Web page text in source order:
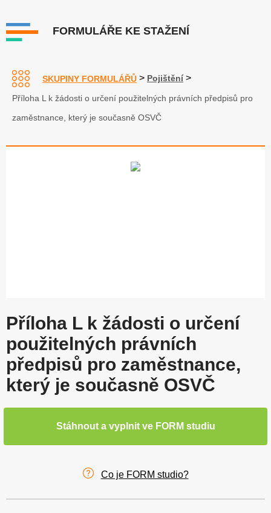
FORMULÁŘE KE STAŽENÍ
SKUPINY FORMULÁŘŮ > Pojištění >
Příloha L k žádosti o určení použitelných právních předpisů pro
zaměstnance, který je současně OSVČ
Příloha L k žádosti o určení
použitelných právních
předpisů pro zaměstnance,
který je současně OSVČ
Stáhnout a vyplnit ve FORM studiu
Co je FORM studio?